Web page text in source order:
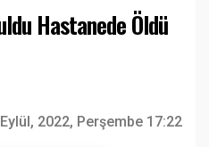
Hastanede Öldü
2022, Perşembe 17:22